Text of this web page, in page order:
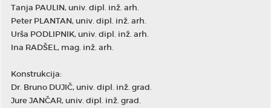
Tanja PAULIN, univ. dipl. inž. arh.
Peter PLANTAN, univ. dipl. inž. arh.
Urša PODLIPNIK, univ. dipl. inž. arh.
Ina RADŠEL, mag. inž. arh.
Konstrukcija:
Dr. Bruno DUJIČ, univ. dipl. inž. grad.
Jure JANČAR, univ. dipl. inž. grad.